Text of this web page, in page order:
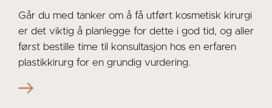
Går du med tanker om å få utført kosmetisk kirurgi
er det viktig å planlegge for dette i god tid, og aller
først bestille time til konsultasjon hos en erfaren
plastikkirurg for en grundig vurdering.